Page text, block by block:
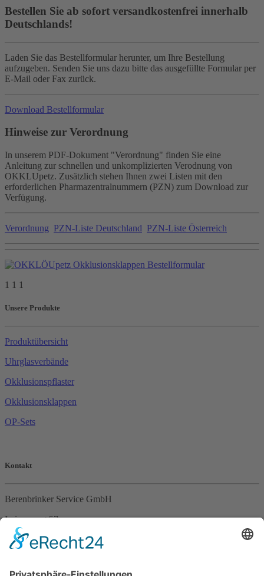
Bestellen Sie ab sofort versandkostenfrei innerhalb
Deutschlands!
Laden Sie das Bestellformular herunter, um Ihre Bestellung
aufzugeben. Senden Sie uns dazu bitte das ausgefüllte Formular per
E-Mail oder Fax zurück.
Download Bestellformular
Hinweise zur Verordnung
In unserem PDF-Dokument "Verordnung" finden Sie eine
Anleitung zur schnellen und unkomplizierten Verodnung von
OKKLUpetz. Zusätzlich stehen Ihnen zwei Listen mit den
erforderlichen Pharmazentralnummern (PZN) zum Download zur
Verfügung.
Verordnung PZN-Liste Deutschland PZN-Liste Österreich
1 1 1
Unsere Produkte
Produktübersicht
Uhrglasverbände
Okklusionspflaster
Okklusionsklappen
OP-Sets
Kontakt
Berenbrinker Service GmbH
Leinenweg 57
33415 Verl